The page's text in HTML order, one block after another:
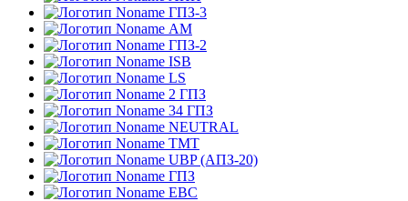
ГПЗ-3
АМ
ГПЗ-2
ISB
LS
2 ГПЗ
34 ГПЗ
NEUTRAL
TMT
UBP (АПЗ-20)
ГПЗ
EBC